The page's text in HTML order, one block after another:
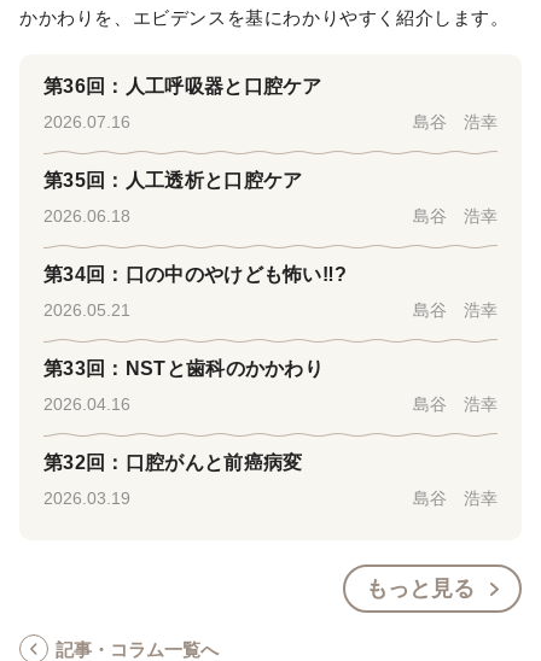
かかわりを、エビデンスを基にわかりやすく紹介します。
第36回：人工呼吸器と口腔ケア
2026.07.16 島谷 浩幸
第35回：人工透析と口腔ケア
2026.06.18 島谷 浩幸
第34回：口の中のやけども怖い‼?
2026.05.21 島谷 浩幸
第33回：NSTと歯科のかかわり
2026.04.16 島谷 浩幸
第32回：口腔がんと前癌病変
2026.03.19 島谷 浩幸
もっと見る
記事・コラム一覧へ